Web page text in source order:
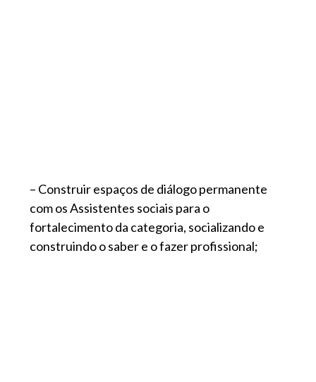
– Construir espaços de diálogo permanente
com os Assistentes sociais para o
fortalecimento da categoria, socializando e
construindo o saber e o fazer profissional;